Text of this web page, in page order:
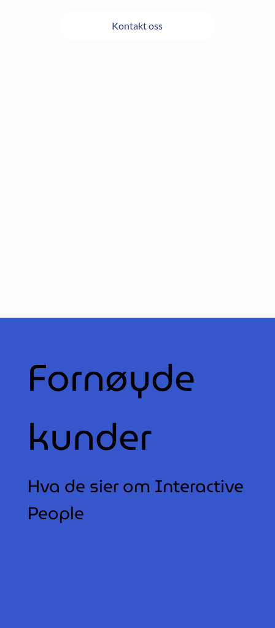
Kontakt oss
Fornøyde
kunder
Hva de sier om Interactive
People